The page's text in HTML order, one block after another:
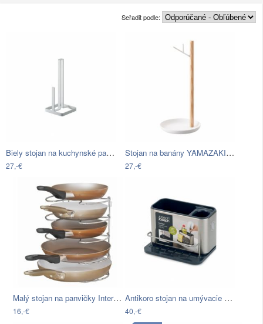
Seřadit podle:
Biely stojan na kuchynské papierové…
27,-€
Stojan na banány YAMAZAKI Tosca
27,-€
Malý stojan na panvičky InterDesign…
16,-€
Antikoro stojan na umývacie prostriedky…
40,-€